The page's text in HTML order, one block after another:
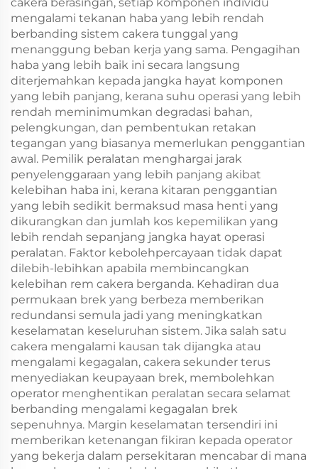
mengalami tekanan haba yang lebih rendah
berbanding sistem cakera tunggal yang
menanggung beban kerja yang sama. Pengagihan
haba yang lebih baik ini secara langsung
diterjemahkan kepada jangka hayat komponen
yang lebih panjang, kerana suhu operasi yang lebih
rendah meminimumkan degradasi bahan,
pelengkungan, dan pembentukan retakan
tegangan yang biasanya memerlukan penggantian
awal. Pemilik peralatan menghargai jarak
penyelenggaraan yang lebih panjang akibat
kelebihan haba ini, kerana kitaran penggantian
yang lebih sedikit bermaksud masa henti yang
dikurangkan dan jumlah kos kepemilikan yang
lebih rendah sepanjang jangka hayat operasi
peralatan. Faktor kebolehpercayaan tidak dapat
dilebih-lebihkan apabila membincangkan
kelebihan rem cakera berganda. Kehadiran dua
permukaan brek yang berbeza memberikan
redundansi semula jadi yang meningkatkan
keselamatan keseluruhan sistem. Jika salah satu
cakera mengalami kausan tak dijangka atau
mengalami kegagalan, cakera sekunder terus
menyediakan keupayaan brek, membolehkan
operator menghentikan peralatan secara selamat
berbanding mengalami kegagalan brek
sepenuhnya. Margin keselamatan tersendiri ini
memberikan ketenangan fikiran kepada operator
yang bekerja dalam persekitaran mencabar di mana